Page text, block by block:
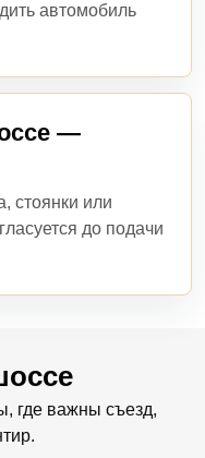
автомобиль
—
стоянки или
до подачи
где важны съезд,